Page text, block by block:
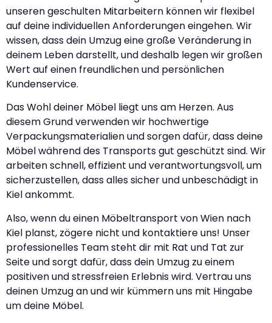
unseren geschulten Mitarbeitern können wir flexibel
auf deine individuellen Anforderungen eingehen. Wir
wissen, dass dein Umzug eine große Veränderung in
deinem Leben darstellt, und deshalb legen wir großen
Wert auf einen freundlichen und persönlichen
Kundenservice.
Das Wohl deiner Möbel liegt uns am Herzen. Aus
diesem Grund verwenden wir hochwertige
Verpackungsmaterialien und sorgen dafür, dass deine
Möbel während des Transports gut geschützt sind. Wir
arbeiten schnell, effizient und verantwortungsvoll, um
sicherzustellen, dass alles sicher und unbeschädigt in
Kiel ankommt.
Also, wenn du einen Möbeltransport von Wien nach
Kiel planst, zögere nicht und kontaktiere uns! Unser
professionelles Team steht dir mit Rat und Tat zur
Seite und sorgt dafür, dass dein Umzug zu einem
positiven und stressfreien Erlebnis wird. Vertrau uns
deinen Umzug an und wir kümmern uns mit Hingabe
um deine Möbel.